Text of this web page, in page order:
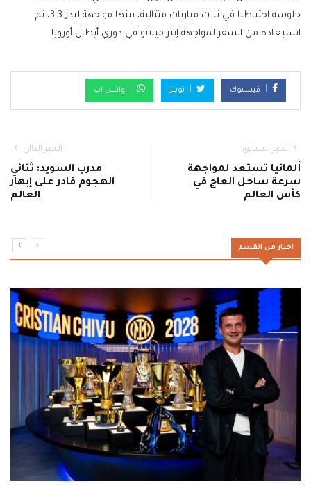
جلوسه احتياطيا في ثلاث مباريات متتالية، بينها مواجهة ليدز 3-3، ثم
استبعاده من السفر لمواجهة إنتر ميلانو في دوري أبطال أوروبا.
فيسبوك تويتر واتس اب
الخبر السابق
ألمانيا تستعد لمواجهة
سرعة ساحل العاج في
كأس العالم
الخبر التالي
مدرب السويد: ثنائي
الهجوم قادر على إبهار
العالم
اخبار من القسم